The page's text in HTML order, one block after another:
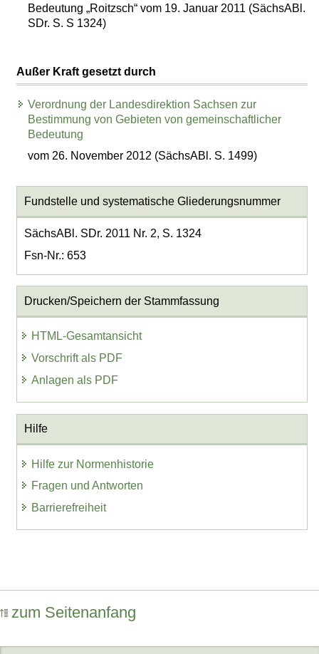
Bedeutung „Roitzsch“ vom 19. Januar 2011 (SächsABl.
SDr. S. S 1324)
Außer Kraft gesetzt durch
Verordnung der Landesdirektion Sachsen zur
Bestimmung von Gebieten von gemeinschaftlicher
Bedeutung
vom 26. November 2012 (SächsABl. S. 1499)
Fundstelle und systematische Gliederungsnummer
SächsABl. SDr. 2011 Nr. 2, S. 1324
Fsn-Nr.: 653
Drucken/Speichern der Stammfassung
HTML-Gesamtansicht
Vorschrift als PDF
Anlagen als PDF
Hilfe
Hilfe zur Normenhistorie
Fragen und Antworten
Barrierefreiheit
zum Seitenanfang